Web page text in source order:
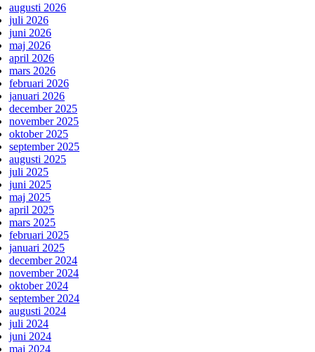
augusti 2026
juli 2026
juni 2026
maj 2026
april 2026
mars 2026
februari 2026
januari 2026
december 2025
november 2025
oktober 2025
september 2025
augusti 2025
juli 2025
juni 2025
maj 2025
april 2025
mars 2025
februari 2025
januari 2025
december 2024
november 2024
oktober 2024
september 2024
augusti 2024
juli 2024
juni 2024
maj 2024